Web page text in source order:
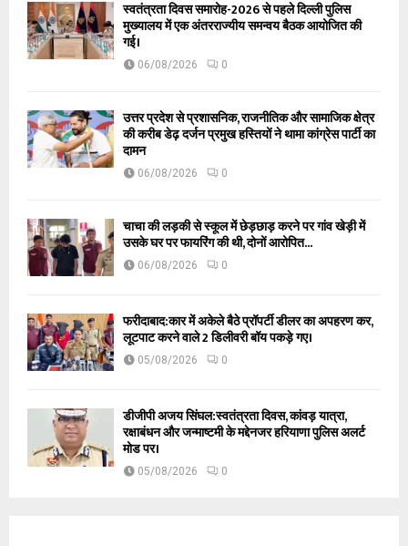
स्वतंत्रता दिवस समारोह-2026 से पहले दिल्ली पुलिस
मुख्यालय में एक अंतरराज्यीय समन्वय बैठक आयोजित की
गई।
06/08/2026 0
उत्तर प्रदेश से प्रशासनिक, राजनीतिक और सामाजिक क्षेत्र
की करीब डेढ़ दर्जन प्रमुख हस्तियों ने थामा कांग्रेस पार्टी का
दामन
06/08/2026 0
चाचा की लड़की से स्कूल में छेड़छाड़ करने पर गांव खेड़ी में
उसके घर पर फायरिंग की थी, दोनों आरोपित...
06/08/2026 0
फरीदाबाद:कार में अकेले बैठे प्रॉपर्टी डीलर का अपहरण कर,
लूटपाट करने वाले 2 डिलीवरी बॉय पकड़े गए।
05/08/2026 0
डीजीपी अजय सिंघल:स्वतंत्रता दिवस, कांवड़ यात्रा,
रक्षाबंधन और जन्माष्टमी के मद्देनजर हरियाणा पुलिस अलर्ट
मोड पर।
05/08/2026 0